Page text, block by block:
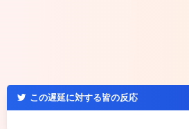
この遅延に対する皆の反応